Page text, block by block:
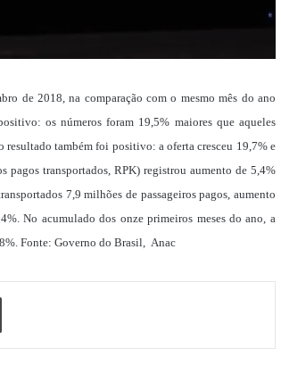
de 2018, na comparação com o mesmo mês do ano
os números foram 19,5% maiores que aqueles
também foi positivo: a oferta cresceu 19,7% e
pagos transportados, RPK) registrou aumento de 5,4%
7,9 milhões de passageiros pagos, aumento
No acumulado dos onze primeiros meses do ano, a
Fonte: Governo do Brasil, Anac
Imprimir